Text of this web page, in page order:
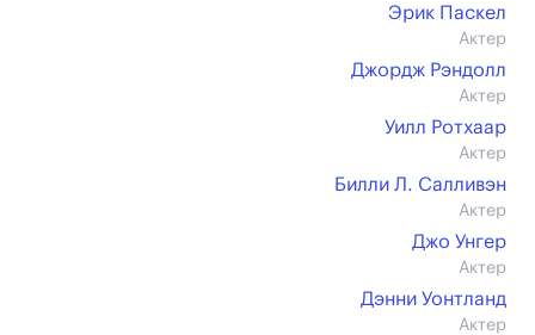
Эрик Паскел
Актер
Джордж Рэндолл
Актер
Уилл Ротхаар
Актер
Билли Л. Салливэн
Актер
Джо Унгер
Актер
Дэнни Уонтланд
Актер